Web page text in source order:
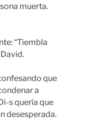
muerta.
“Tiembla
que
a
s quería que
desesperada.